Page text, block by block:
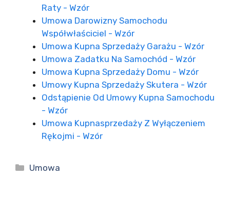
Raty - Wzór
Umowa Darowizny Samochodu
Współwłaściciel - Wzór
Umowa Kupna Sprzedaży Garażu - Wzór
Umowa Zadatku Na Samochód - Wzór
Umowa Kupna Sprzedaży Domu - Wzór
Umowy Kupna Sprzedaży Skutera - Wzór
Odstąpienie Od Umowy Kupna Samochodu
- Wzór
Umowa Kupnasprzedaży Z Wyłączeniem
Rękojmi - Wzór
Kategorie
Umowa